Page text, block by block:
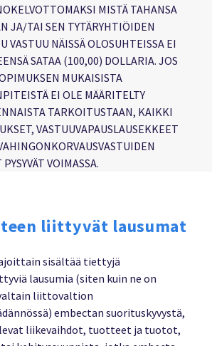
MISTÄ TAHANSA
JA/TAI SEN TYTÄRYHTIÖIDEN
VASTUU NÄISSÄ OLOSUHTEISSA EI
SATAA (100,00) DOLLARIA. JOS
MUKAISISTA
EI OLE MÄÄRITELTY
TARKOITUSTAAN, KAIKKI
VASTUUVAPAUSLAUSEKKEET
VOIMASSA.
liittyvät lausumat
sisältää tiettyjä
lausumia (siten kuin ne on
liittovaltion
embectan suorituskyvystä,
liikevaihdot, tuotteet ja tuotot,